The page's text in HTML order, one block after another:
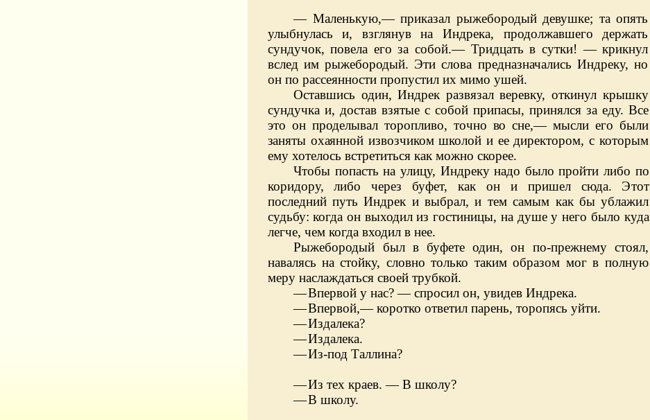
— Маленькую,— приказал рыжебородый девушке; та опять
улыбнулась и, взглянув на Индрека, продолжавшего держать
сундучок, повела его за собой.— Тридцать в сутки! — крикнул
вслед им рыжебородый. Эти слова предназначались Индреку, но
он по рассеянности пропустил их мимо ушей.
Оставшись один, Индрек развязал веревку, откинул крышку
сундучка и, достав взятые с собой припасы, принялся за еду. Все
это он проделывал торопливо, точно во сне,— мысли его были
заняты охаянной извозчиком школой и ее директором, с которым
ему хотелось встретиться как можно скорее.
Чтобы попасть на улицу, Индреку надо было пройти либо по
коридору, либо через буфет, как он и пришел сюда. Этот
последний путь Индрек и выбрал, и тем самым как бы ублажил
судьбу: когда он выходил из гостиницы, на душе у него было куда
легче, чем когда входил в нее.
Рыжебородый был в буфете один, он по-прежнему стоял,
навалясь на стойку, словно только таким образом мог в полную
меру наслаждаться своей трубкой.
—Впервой у нас? — спросил он, увидев Индрека.
—Впервой,— коротко ответил парень, торопясь уйти.
—Издалека?
—Издалека.
—Из-под Таллина?
—Из тех краев. — В школу?
—В школу.